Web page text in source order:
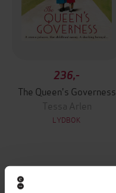
236,-
The Queen's Governess
Tessa Arlen
LYDBOK